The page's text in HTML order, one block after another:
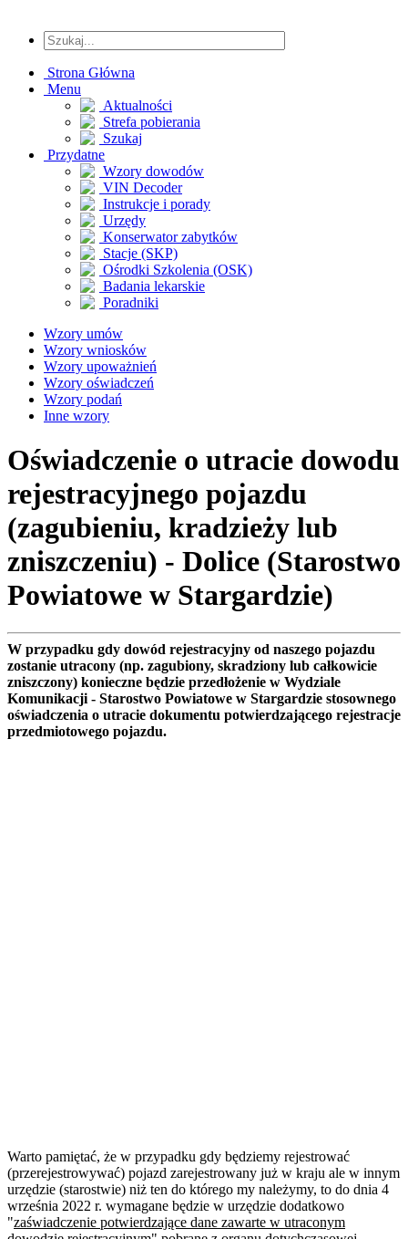
Strona Główna
Menu
Aktualności
Strefa pobierania
Szukaj
Przydatne
Wzory dowodów
VIN Decoder
Instrukcje i porady
Urzędy
Konserwator zabytków
Stacje (SKP)
Ośrodki Szkolenia (OSK)
Badania lekarskie
Poradniki
Wzory umów
Wzory wniosków
Wzory upoważnień
Wzory oświadczeń
Wzory podań
Inne wzory
Oświadczenie o utracie dowodu
rejestracyjnego pojazdu
(zagubieniu, kradzieży lub
zniszczeniu) - Dolice (Starostwo
Powiatowe w Stargardzie)
W przypadku gdy dowód rejestracyjny od naszego pojazdu
zostanie utracony (np. zagubiony, skradziony lub całkowicie
zniszczony) konieczne będzie przedłożenie w Wydziale
Komunikacji - Starostwo Powiatowe w Stargardzie stosownego
oświadczenia o utracie dokumentu potwierdzającego rejestracje
przedmiotowego pojazdu.
Warto pamiętać, że w przypadku gdy będziemy rejestrować
(przerejestrowywać) pojazd zarejestrowany już w kraju ale w innym
urzędzie (starostwie) niż ten do którego my należymy, to do dnia 4
września 2022 r. wymagane będzie w urzędzie dodatkowo
"zaświadczenie potwierdzające dane zawarte w utraconym